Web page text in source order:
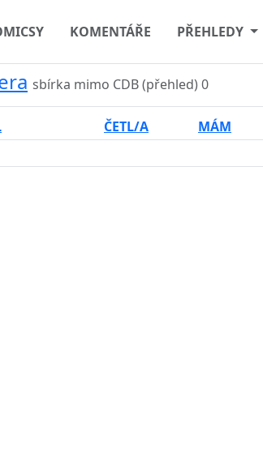
KOMENTÁŘE PŘEHLEDY
sbírka mimo CDB (přehled) 0
ČETL/A MÁM